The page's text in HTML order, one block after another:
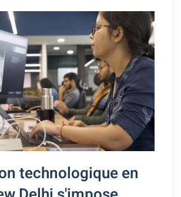
technologique en